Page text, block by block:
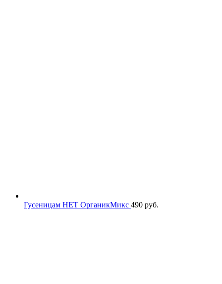
Гусеницам НЕТ ОрганикМикс 490 руб.